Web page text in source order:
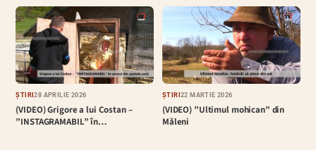
ȘTIRI28 APRILIE 2026
(VIDEO) Grigore a lui Costan –
”INSTAGRAMABIL” în…
ȘTIRI22 MARTIE 2026
(VIDEO) ”Ultimul mohican” din
Măleni